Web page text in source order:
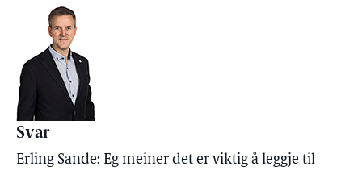
Svar
Erling Sande: Eg meiner det er viktig å leggje til